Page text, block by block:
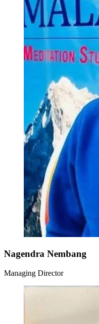
Nagendra Nembang
Managing Director